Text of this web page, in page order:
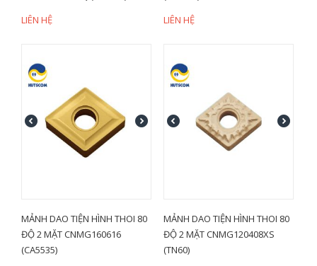
LIÊN HỆ
LIÊN HỆ
MẢNH DAO TIỆN HÌNH THOI 80
ĐỘ 2 MẶT CNMG160616
(CA5535)
MẢNH DAO TIỆN HÌNH THOI 80
ĐỘ 2 MẶT CNMG120408XS
(TN60)